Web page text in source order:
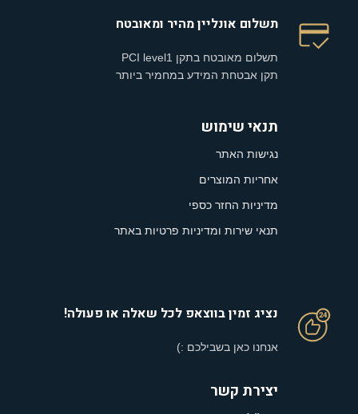
תשלום אונליין מהיר ומאובטח
תשלום מאובטח בתקן PCI level1
תקן אבטחת המידע במחמיר ביותר
תנאי שימוש
נגישות האתר
אחריות המוצרים
מדיניות החזר כספי
תנאי שירות ומדיניות פרטיות באתר
נציג זמין בווצאפ לכל שאלה או פעולה!
אנחנו כאן בשבילכם :)
יצירת קשר